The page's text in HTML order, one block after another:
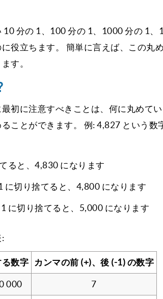
10 分の 1、100 分の 1、1000 分の 1
役立ちます。 簡単に言えば、この丸
す。
初に注意すべきことは、何に丸めて
ことができます。 例: 4,827 という
ると、4,830 になります
に切り捨てると、4,800 になります
に切り捨てると、5,000 になります
:
数字 カンマの前 (+)、後 (-1) の数字
000 7